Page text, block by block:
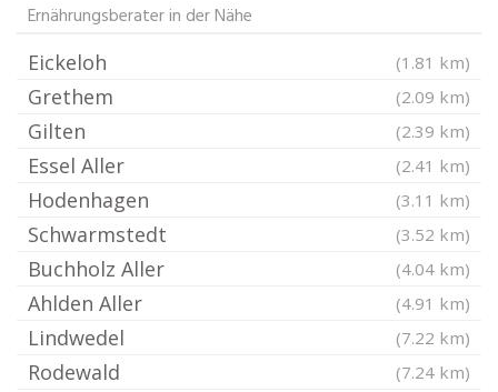
Ernährungsberater in der Nähe
Eickeloh (1.81 km)
Grethem (2.09 km)
Gilten (2.39 km)
Essel Aller (2.41 km)
Hodenhagen (3.11 km)
Schwarmstedt (3.52 km)
Buchholz Aller (4.04 km)
Ahlden Aller (4.91 km)
Lindwedel (7.22 km)
Rodewald (7.24 km)